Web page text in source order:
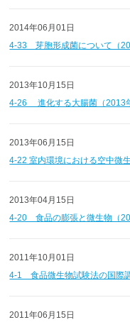
2014年06月01日
4-33 芽胞形成菌について（
2013年10月15日
4-26 進化する大腸菌（2013
2013年06月15日
4-22 室内環境における空中微
2013年04月15日
4-20 食品の膨張と微生物（
2011年10月01日
4-1 食品微生物試験法の国際
2011年06月15日